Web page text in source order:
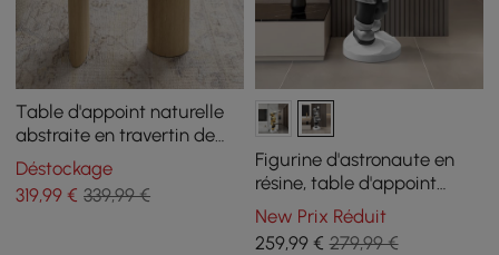
Table d'appoint naturelle
abstraite en travertin de
550 mm
Déstockage
319,99 € 339,99 €
Figurine d'astronaute en
résine, table d'appoint
argentée avec plateau
New Prix Réduit
259,99€ 279,99 €